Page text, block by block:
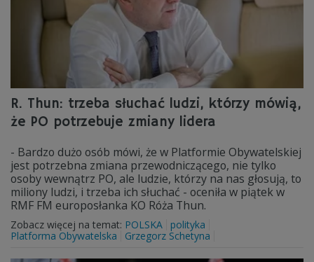
R. Thun: trzeba słuchać ludzi, którzy mówią,
że PO potrzebuje zmiany lidera
- Bardzo dużo osób mówi, że w Platformie Obywatelskiej
jest potrzebna zmiana przewodniczącego, nie tylko
osoby wewnątrz PO, ale ludzie, którzy na nas głosują, to
miliony ludzi, i trzeba ich słuchać - oceniła w piątek w
RMF FM europosłanka KO Róża Thun.
Zobacz więcej na temat: POLSKA
polityka
Platforma Obywatelska
Grzegorz Schetyna